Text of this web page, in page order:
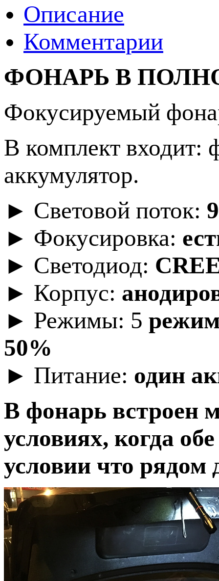
Описание
Комментарии
ФОНАРЬ В
Фокусируемый
В комплект входит:
аккумулятор.
► Световой поток:
► Фокусировка:
► Светодиод:
► Корпус:
► Режимы: 5
50%
► Питание: один
В фонарь встроен
условиях, когда
условии что